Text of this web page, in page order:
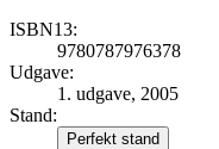
ISBN13:
9780787976378
Udgave:
1. udgave, 2005
Stand:
Perfekt stand